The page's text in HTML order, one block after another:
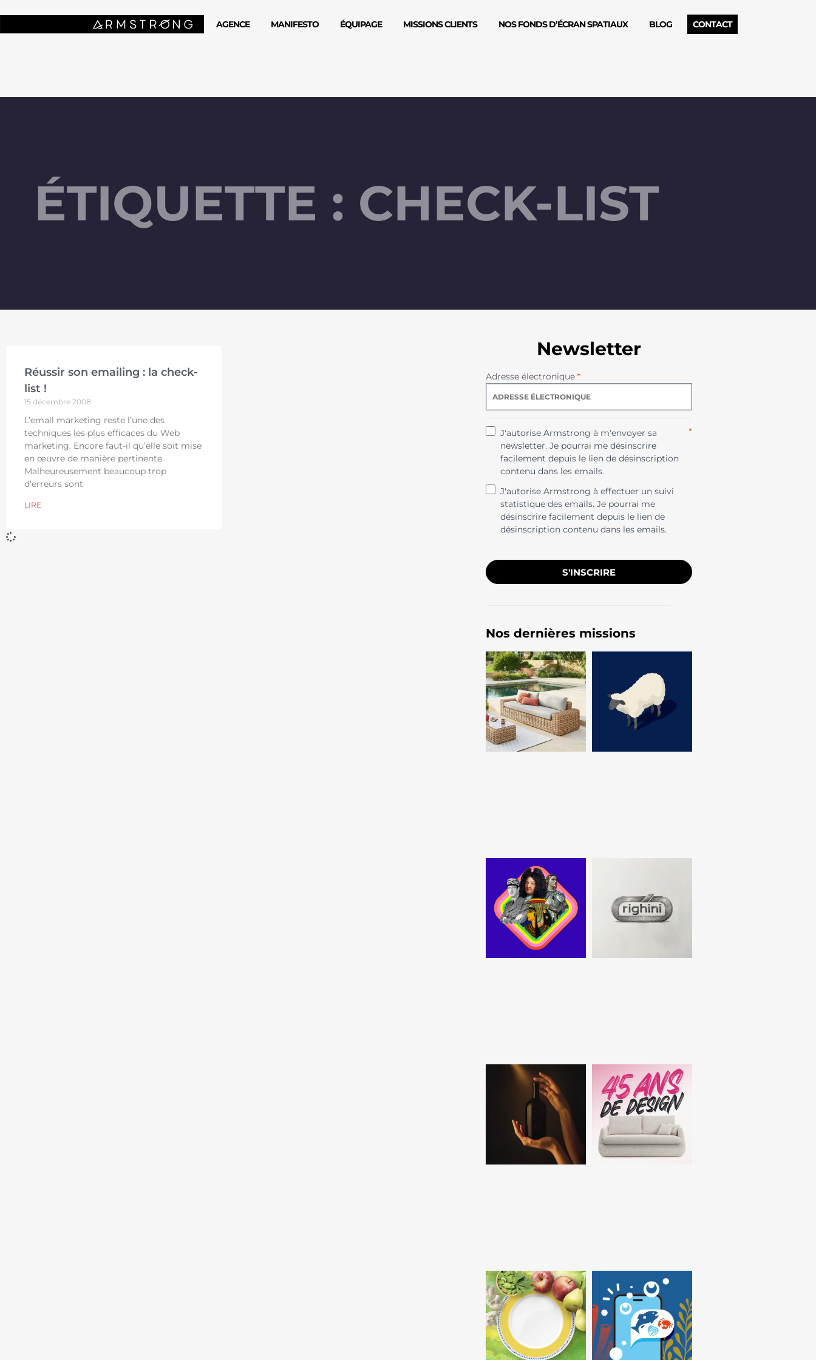
AGENCE MANIFESTO ÉQUIPAGE MISSIONS CLIENTS NOS FONDS D’ÉCRAN SPATIAUX BLOG CONTACT
ÉTIQUETTE : CHECK-LIST
Réussir son emailing : la check-
list !
15 décembre 2008
L’email marketing reste l’une des
techniques les plus efficaces du Web
marketing. Encore faut-il qu’elle soit mise
en œuvre de manière pertinente.
Malheureusement beaucoup trop
d’erreurs sont
LIRE
Newsletter
Adresse électronique *
J'autorise Armstrong à m'envoyer sa
newsletter. Je pourrai me désinscrire
facilement depuis le lien de désinscription
contenu dans les emails.
*
J'autorise Armstrong à effectuer un suivi
statistique des emails. Je pourrai me
désinscrire facilement depuis le lien de
désinscription contenu dans les emails.
S'INSCRIRE
Nos dernières missions